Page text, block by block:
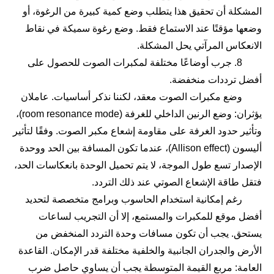
المشكلة أن تحقيق هذا يتطلب وضع كمية كبيرة من الرغوة، أو
وضعها مؤقتًا عند الاستماع فقط. وضع رغوة سميكة في نقاط
الانعكاس المرآتي يحل المشكلة.
8. جرب أوضاعًا مختلفة لمكبرات الصوت للحصول على
أفضل ترددات منخفضة.
وضع مكبرات الصوت معقد، لكننا نذكر أساسيات. عاملان
يؤثران: وضع الرنين الداخلي للغرفة (room resonance mode)،
وتأثير حدود الغرفة على مقاومة إشعاع مكبر الصوت. وفقًا لتأثير
أليسون (Allison effect)، عندما تكون المسافة بين الحد ووحدة
الإصدار تسع طول الموجة، لا يتم تحميل الوحدة بانعكاسات الحد،
فتقل طاقة الإشعاع الصوتي عند ذلك التردد.
رغم إمكانية استخدام الحاسوب وبرامج متخصصة لتحديد
أفضل موقع للمكبرات والمستمع، إلا أن التجريب لساعات
يستحق. يجب أن تكون مسافات وحدة التردد المنخفض من
الأرض والجدران الجانبية والخلفية مختلفة قدر الإمكان. القاعدة
العامة: مربع القيمة المتوسطة يجب أن يساوي حاصل ضرب